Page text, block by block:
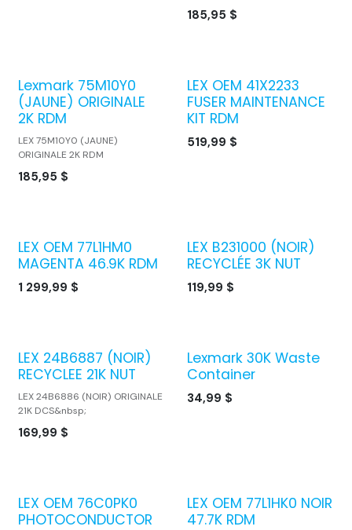
185,95 $
Lexmark 75M10Y0
(JAUNE) ORIGINALE
2K RDM
LEX 75M10Y0 (JAUNE)
ORIGINALE 2K RDM
185,95 $
LEX OEM 41X2233
FUSER MAINTENANCE
KIT RDM
519,99 $
LEX OEM 77L1HM0
MAGENTA 46.9K RDM
1 299,99 $
LEX B231000 (NOIR)
RECYCLÉE 3K NUT
119,99 $
LEX 24B6887 (NOIR)
RECYCLEE 21K NUT
LEX 24B6886 (NOIR) ORIGINALE
21K DCS&nbsp;
169,99 $
Lexmark 30K Waste
Container
34,99 $
LEX OEM 76C0PK0
PHOTOCONDUCTOR
LEX OEM 77L1HK0 NOIR
47.7K RDM